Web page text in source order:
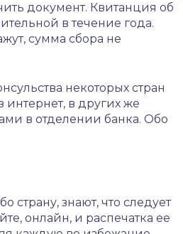
документ. Квитанция об
в течение года.
сумма сбора не
некоторых стран
в других же
в отделении банка. Обо
страну, знают, что следует
онлайн, и распечатка ее